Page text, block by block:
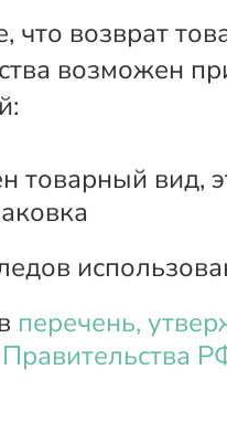
что возврат
возможен
товарный вид,
перечень,